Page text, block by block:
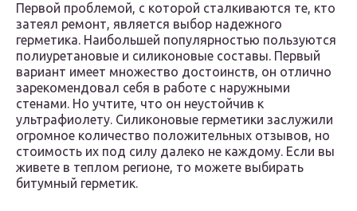
Первой проблемой, с которой сталкиваются те, кто
затеял ремонт, является выбор надежного
герметика. Наибольшей популярностью пользуются
полиуретановые и силиконовые составы. Первый
вариант имеет множество достоинств, он отлично
зарекомендовал себя в работе с наружными
стенами. Но учтите, что он неустойчив к
ультрафиолету. Силиконовые герметики заслужили
огромное количество положительных отзывов, но
стоимость их под силу далеко не каждому. Если вы
живете в теплом регионе, то можете выбирать
битумный герметик.